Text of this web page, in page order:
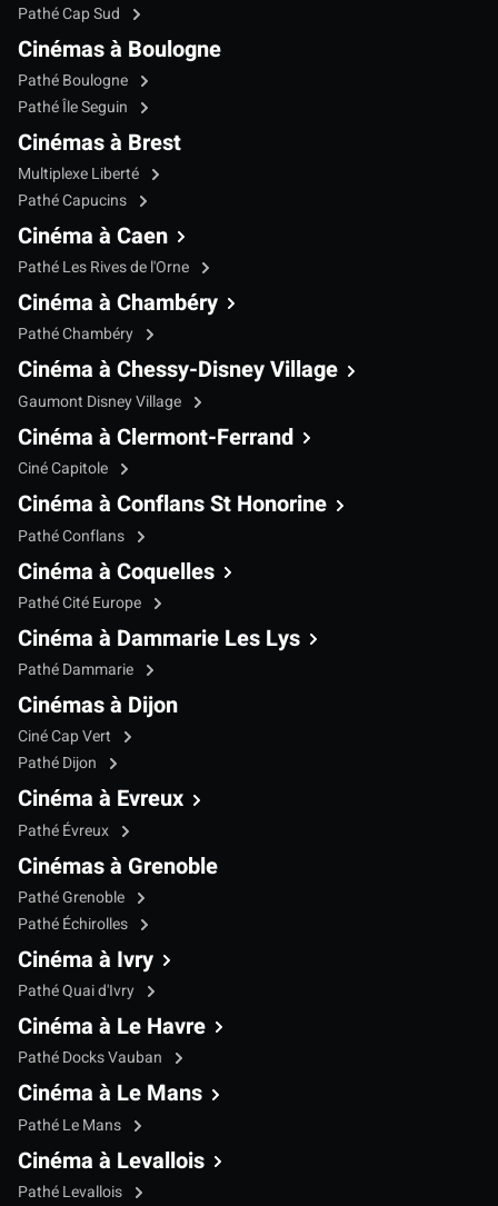
Pathé Cap Sud
Cinémas à Boulogne
Pathé Boulogne
Pathé Île Seguin
Cinémas à Brest
Multiplexe Liberté
Pathé Capucins
Cinéma à Caen
Pathé Les Rives de l'Orne
Cinéma à Chambéry
Pathé Chambéry
Cinéma à Chessy-Disney Village
Gaumont Disney Village
Cinéma à Clermont-Ferrand
Ciné Capitole
Cinéma à Conflans St Honorine
Pathé Conflans
Cinéma à Coquelles
Pathé Cité Europe
Cinéma à Dammarie Les Lys
Pathé Dammarie
Cinémas à Dijon
Ciné Cap Vert
Pathé Dijon
Cinéma à Evreux
Pathé Évreux
Cinémas à Grenoble
Pathé Grenoble
Pathé Échirolles
Cinéma à Ivry
Pathé Quai d'Ivry
Cinéma à Le Havre
Pathé Docks Vauban
Cinéma à Le Mans
Pathé Le Mans
Cinéma à Levallois
Pathé Levallois